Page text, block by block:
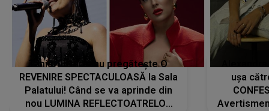
Tania Turtureanu pregătește O
REVENIRE SPECTACULOASĂ la Sala
Palatului! Când se va aprinde din
nou LUMINA REFLECTOATRELOR
ușa